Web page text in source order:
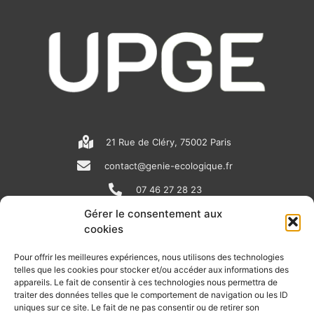
Gérer le consentement aux
cookies
Pour offrir les meilleures expériences, nous utilisons des technologies
telles que les cookies pour stocker et/ou accéder aux informations des
appareils. Le fait de consentir à ces technologies nous permettra de
traiter des données telles que le comportement de navigation ou les ID
uniques sur ce site. Le fait de ne pas consentir ou de retirer son
21 Rue de Cléry, 75002 Paris
contact@genie-ecologique.fr
07 46 27 28 23
N
e
w
s
i
n
k
o
u
t
RECEVOIR L'ACTU DE LA FILIÈRE